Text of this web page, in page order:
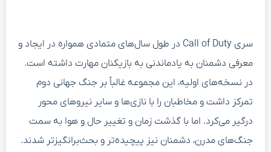
سری Call of Duty در طول سال‌های متمادی همواره در ایجاد و
معرفی دشمنان به یادماندنی به بازیکنان مهارت داشته است.
در نسخه‌های اولیه، این مجموعه غالباً بر جنگ جهانی دوم
تمرکز داشت و مخاطبان را با نازی‌ها و سایر نیروهای محور
درگیر می‌کرد. اما با گذشت زمان و تغییر حال و هوا به سمت
جنگ‌های مدرن، دشمنان نیز پیچیده‌تر و بحث‌برانگیزتر شدند.